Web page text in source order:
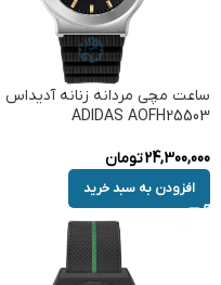
ساعت مچی مردانه زنانه آدیداس
ADIDAS AOFH25503
24,300,000تومان
افزودن به سبد خرید